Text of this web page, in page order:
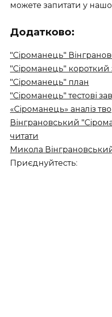
можете запитати у
Додатково:
"Сіроманець"
"Сіроманець" короткий
"Сіроманець" план
"Сіроманець" тестові
«Сіроманець» аналіз
Вінграновський
читати
Микола
Приєднуйтесть: